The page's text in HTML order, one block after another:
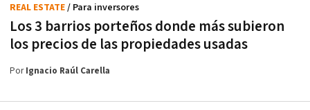
Los 3 barrios porteños donde más subieron
los precios de las propiedades usadas
REAL ESTATE/ Para inversores
PorIgnacio Raúl Carella